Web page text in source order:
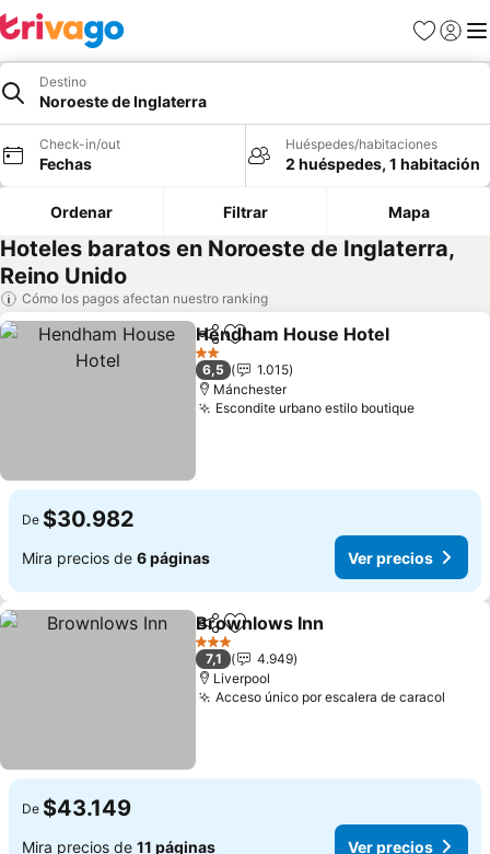
Favoritos
Iniciar
Destino
Noroeste de Inglaterra
Check-in/out
Fechas
Huéspedes/habitaciones
2 huéspedes, 1 habitación
Ordenar Filtrar Mapa
Hoteles baratos en Noroeste de Inglaterra,
Reino Unido
Cómo los pagos afectan nuestro ranking
CompartirAgregar a favoritos
Hendham House Hotel
2 Estrellas
6,5
1.015
Mánchester
Escondite urbano estilo boutique
De $30.982
Mira precios de 6 páginas Ver precios
CompartirAgregar a favoritos
Brownlows Inn
3 Estrellas
7,1
4.949
Liverpool
Acceso único por escalera de caracol
De $43.149
Mira precios de 11 páginas Ver precios